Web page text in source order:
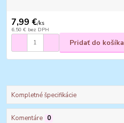
7,99 €/ks
6,50 € bez DPH
Pridať do košíka
Kompletné špecifikácie
Komentáre 0